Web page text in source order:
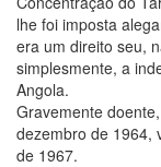
lhe foi imposta
era um direito seu,
simplesmente, a
Angola.
Gravemente
dezembro de 1964,
de 1967.